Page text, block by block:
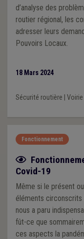
d’analyse des
routier régional, les
adresser leurs
Pouvoirs Locaux.
18 Mars 2024
Sécurité routière Voirie
Fonctionnement
Fiche focus
Covid-19
Même si le présent
éléments circonscrits
nous a paru
fût-ce que
ces aspects la